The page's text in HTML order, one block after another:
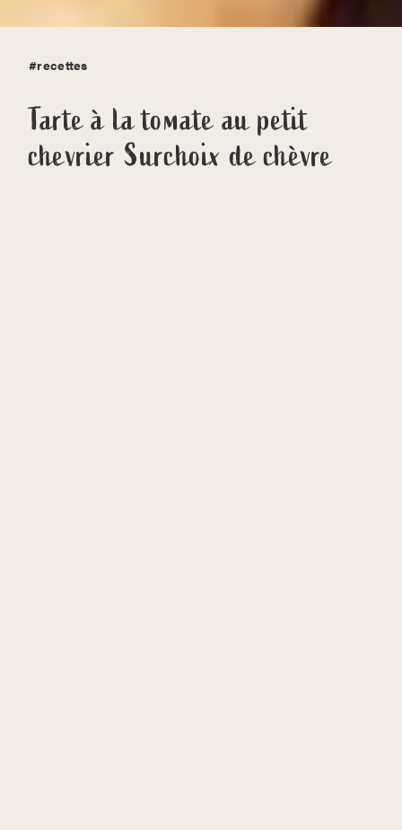
#recettes
Tarte à la tomate au petit
chevrier Surchoix de chèvre